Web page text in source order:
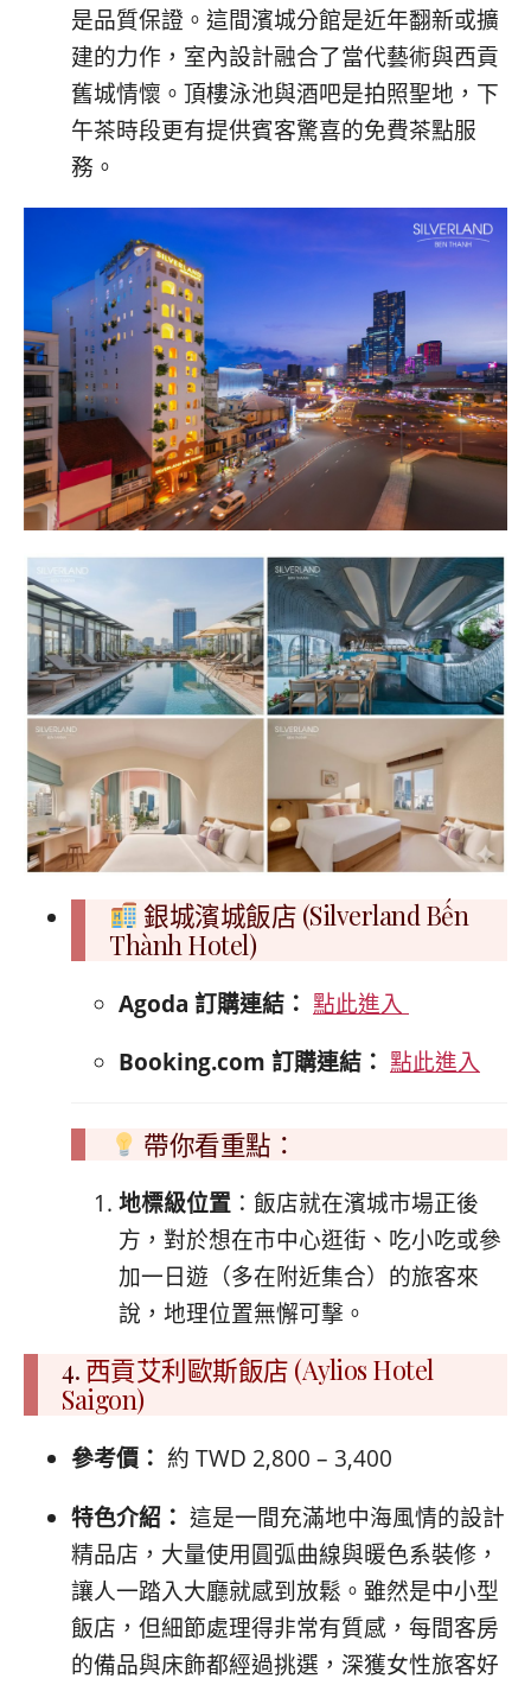
是品質保證。這間濱城分館是近年翻新或擴
建的力作，室內設計融合了當代藝術與西貢
舊城情懷。頂樓泳池與酒吧是拍照聖地，下
午茶時段更有提供賓客驚喜的免費茶點服
務。
銀城濱城飯店 (Silverland Bến
Thành Hotel)
Agoda 訂購連結： 點此進入
Booking.com 訂購連結： 點此進入
帶你看重點：
地標級位置 ：飯店就在濱城市場正後
方，對於想在市中心逛街、吃小吃或參
加一日遊（多在附近集合）的旅客來
說，地理位置無懈可擊。
4. 西貢艾利歐斯飯店 (Aylios Hotel
Saigon)
參考價： 約 TWD 2,800 – 3,400
特色介紹： 這是一間充滿地中海風情的設計
精品店，大量使用圓弧曲線與暖色系裝修，
讓人一踏入大廳就感到放鬆。雖然是中小型
飯店，但細節處理得非常有質感，每間客房
的備品與床飾都經過挑選，深獲女性旅客好